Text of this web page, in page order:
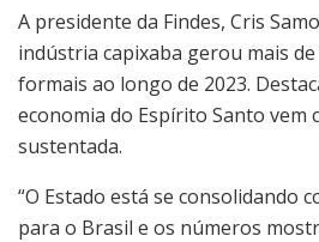
A presidente da Findes, Cris
indústria capixaba gerou mais
formais ao longo de 2023.
economia do Espírito Santo vem
sustentada.
“O Estado está se consolidando
para o Brasil e os números